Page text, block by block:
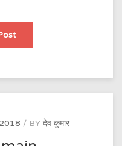
कुछ
बात
BY देव कुमार